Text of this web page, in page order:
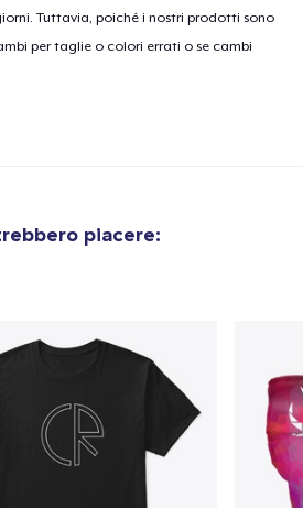
Tuttavia, poiché i nostri prodotti sono
per taglie o colori errati o se cambi
piacere:
Pagamento